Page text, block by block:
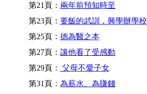
第21頁： 兩年前預知時至
第23頁： 要飯的武訓，興學辦學校
第25頁： 德為醫之本
第27頁： 讓他看了受感動
第29頁：
父母不愛子女
第31頁： 為薪水、為賺錢